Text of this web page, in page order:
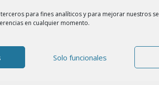
para fines analíticos y para mejorar nuestros
en cualquier momento.
Solo funcionales